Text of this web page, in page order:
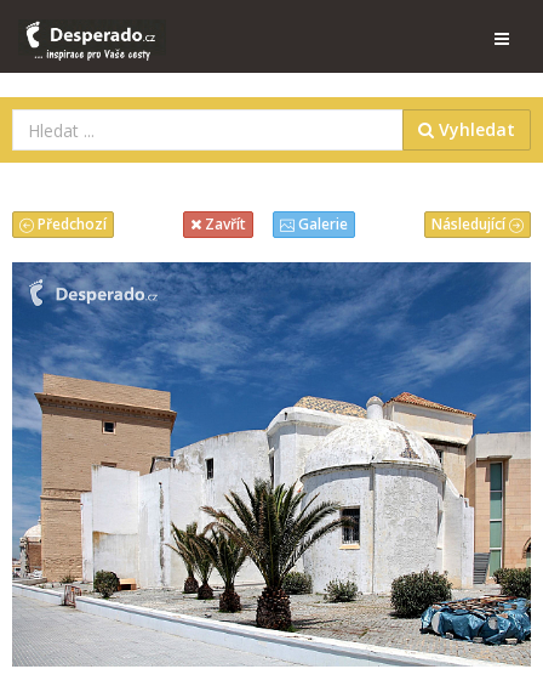
Vyhledat
Následující
Předchozí Zavřít Galerie